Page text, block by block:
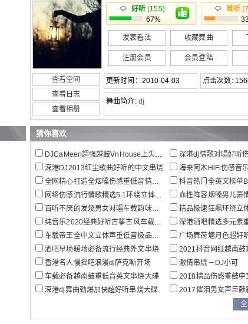
好听 (155)
67%
难听
发表看法 收藏舞曲
注册会员 会员登陆
查看空间
查看日志
查看相册
更新时间：2010-04-03 点击次数:
舞曲简介: dj
猜你喜欢
DJCaMeen超强越鼓VnHouse上头电音大碟.
深港dj情歌对唱好听
深港DJ2013红尘歌曲好听的中文串烧
海来阿木HiFi伤感音乐
全网精心打造全烟嗓伤感重低音情歌车载串烧
抖音热门全英文榜单
网络伤感流行情歌精选5.1环绕立体声车载连版大碟
血性阵容烟嗓男儿豪情再邀兄弟
百听不厌的发烧男女对唱车载韵味串烧大碟
精品极速狂飙环绕立体
纯音乐2020经典好听古筝古风车载串烧
深港酒吧精选多元素重低音
车载帝王全中文立体声重低音极品全景串烧
广场舞荷塘月色超好
酒吧早场暖场必备流行经典外文串烧
2021抖音网红越南鼓重低音
香港名人慢摇吧浪漫dj萨克嘶开场
激情串烧－DJ小可
车载必备越南鼓重低音英文串烧大碟
2018精品伤感重鼓中文
深港dj舞曲劲爆加快超好听串烧大碟
2017催泪男女声巨献寂寞